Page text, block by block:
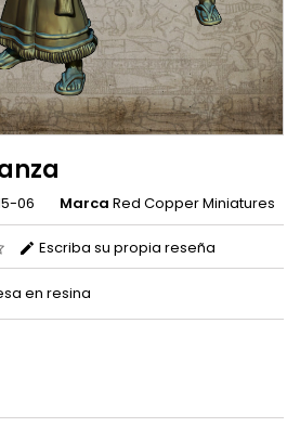
06 Marca Red Copper Miniatures
Escriba su propia reseña
en resina